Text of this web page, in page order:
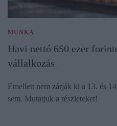
MUNKA
Havi nettó 650 ezer
vállalkozás
Emellett nem zárják ki a 13. és
sem. Mutatjuk a részleteket!